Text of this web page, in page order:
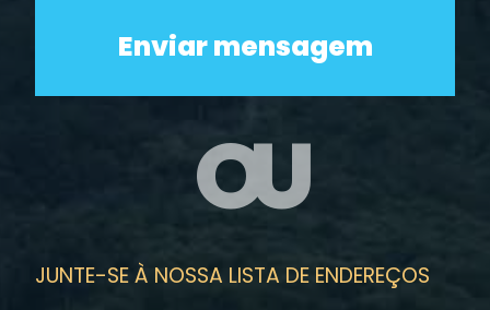
OU
JUNTE-SE À NOSSA LISTA DE ENDEREÇOS